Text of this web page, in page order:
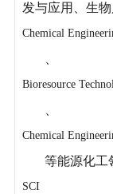
发与应用、生
Chemical
、
Bioresource
、
Chemical
等能源化工
SCI